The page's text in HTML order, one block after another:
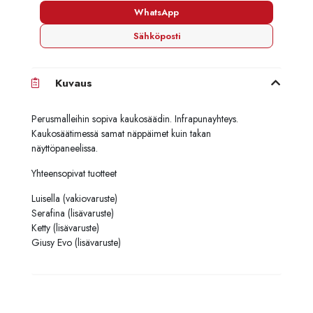
WhatsApp
Sähköposti
Kuvaus
Perusmalleihin sopiva kaukosäädin. Infrapunayhteys.
Kaukosäätimessä samat näppäimet kuin takan
näyttöpaneelissa.
Yhteensopivat tuotteet
Luisella (vakiovaruste)
Serafina (lisävaruste)
Ketty (lisävaruste)
Giusy Evo (lisävaruste)